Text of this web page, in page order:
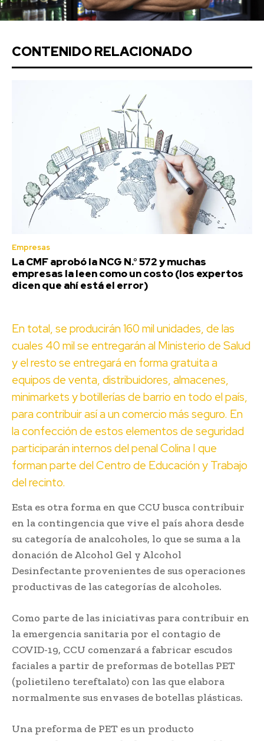
CONTENIDO RELACIONADO
Empresas
La CMF aprobó la NCG N.° 572 y muchas
empresas la leen como un costo (los expertos
dicen que ahí está el error)
En total, se producirán 160 mil unidades, de las
cuales 40 mil se entregarán al Ministerio de Salud
y el resto se entregará en forma gratuita a
equipos de venta, distribuidores, almacenes,
minimarkets y botillerías de barrio en todo el país,
para contribuir así a un comercio más seguro. En
la confección de estos elementos de seguridad
participarán internos del penal Colina I que
forman parte del Centro de Educación y Trabajo
del recinto.
Esta es otra forma en que CCU busca contribuir
en la contingencia que vive el país ahora desde
su categoría de analcoholes, lo que se suma a la
donación de Alcohol Gel y Alcohol
Desinfectante provenientes de sus operaciones
productivas de las categorías de alcoholes.
Como parte de las iniciativas para contribuir en
la emergencia sanitaria por el contagio de
COVID-19, CCU comenzará a fabricar escudos
faciales a partir de preformas de botellas PET
(polietileno tereftalato) con las que elabora
normalmente sus envases de botellas plásticas.
Una preforma de PET es un producto